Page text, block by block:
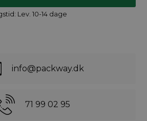
Lev. 10-14 dage
info@packway.dk
71 99 02 95